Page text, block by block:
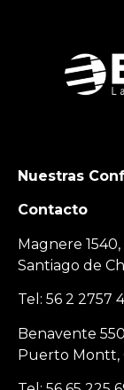
Nuestras
Contacto
Magnere
Santiago de
Tel: 56 2 2757
Benavente
Puerto Montt,